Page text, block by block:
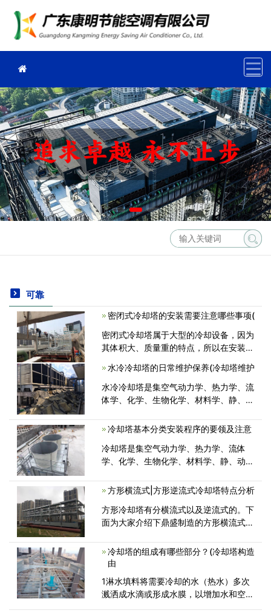
可靠
密闭式冷却塔的安装需要注意哪些事项(
密闭式冷却塔属于大型的冷却设备，因为
其体积大、质量重的特点，所以在安装时
过程中需要注意哪些事项呢？今天就来为
大家具体介绍一下。 1、首先是<
水冷冷却塔的日常维护保养(冷却塔维护
水冷冷却塔是集空气动力学、热力学、流
体学、化学、生物化学、材料学、静、动
体化的综合性产物。‍冷却的能力是水冷冷
冷却塔基本分类安装程序的要领及注意
冷却塔是集空气动力学、热力学、流体
学、化学、生物化学、材料学、静、动态
综合产物。水质为多变量的函数，冷却更
是多因素，多变量与多效应综合的过程<
方形横流式|方形逆流式冷却塔特点分析
方形冷却塔有分横流式以及逆流式的。下
面为大家介绍下鼎盛制造的方形横流式冷
原理：是采用两侧进风，靠顶部的风机，
使空气经由塔两侧的填料，与热水进<
冷却塔的组成有哪些部分？(冷却塔构造
由
1淋水填料将需要冷却的水（热水）多次
溅洒成水滴或形成水膜，以增加水和空气